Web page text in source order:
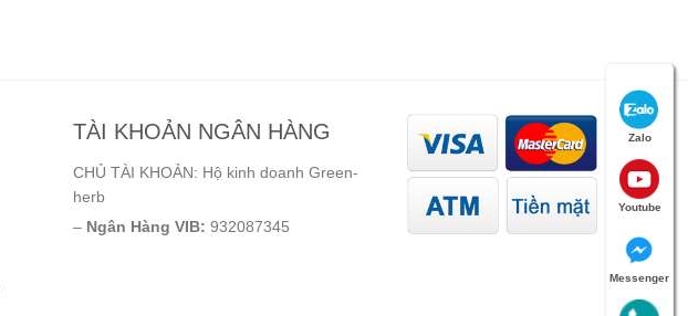
TÀI KHOẢN NGÂN HÀNG
CHỦ TÀI KHOẢN: Hộ kinh doanh Green-
herb
– Ngân Hàng VIB: 932087345
Zalo
Youtube
Messenger